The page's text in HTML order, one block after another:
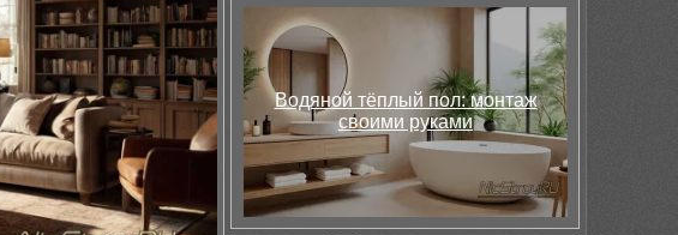
Водяной тёплый пол: монтаж
своими руками